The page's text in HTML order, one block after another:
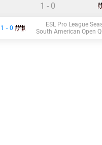
1 - 0
1 - 0
ESL Pro League
South American Open